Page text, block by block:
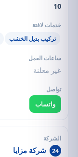
10
تركيب بديل الخشب
غير معلنة
واتساب
24 شركة مزايا